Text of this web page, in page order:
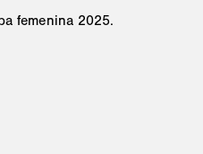
femenina 2025.